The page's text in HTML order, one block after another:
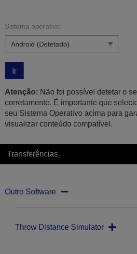
Sistema operativo:
Ir
Atenção: Não foi possível detetar o
corretamente. É importante que
seu Sistema Operativo acima para
visualizar conteúdo compatível.
Transferências
Outro Software
Throw Distance Simulator